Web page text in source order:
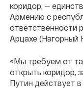
коридор, —
Армению с
ответственности
Арцахе (Нагорный
«Мы требуем от
открыть коридор,
Путин действует в